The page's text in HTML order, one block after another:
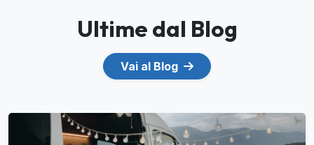
Ultime dal Blog
Vai al Blog